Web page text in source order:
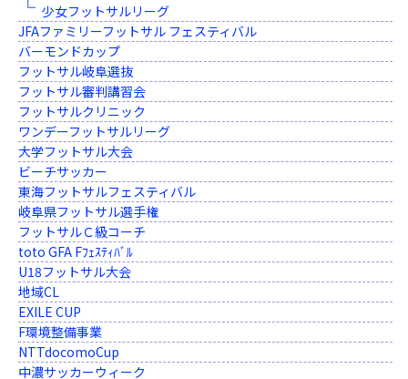
少女フットサルリーグ
JFAファミリーフットサル フェスティバル
バーモンドカップ
フットサル岐阜選抜
フットサル審判講習会
フットサルクリニック
ワンデーフットサルリーグ
大学フットサル大会
ビーチサッカー
東海フットサルフェスティバル
岐阜県フットサル選手権
フットサルＣ級コーチ
toto GFA Fﾌｪｽﾃｨﾊﾞﾙ
U18フットサル大会
地域CL
EXILE CUP
F環境整備事業
NTTdocomoCup
中濃サッカーウィーク